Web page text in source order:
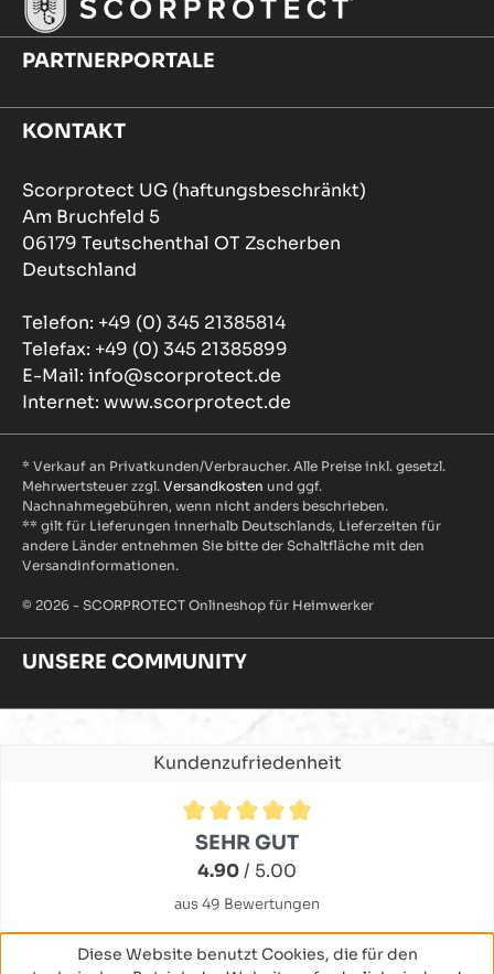
PARTNERPORTALE
KONTAKT
Scorprotect UG (haftungsbeschränkt)
Am Bruchfeld 5
06179 Teutschenthal OT Zscherben
Deutschland
Telefon: +49 (0) 345 21385814
Telefax: +49 (0) 345 21385899
E-Mail: info@scorprotect.de
Internet: www.scorprotect.de
* Verkauf an Privatkunden/Verbraucher. Alle Preise inkl. gesetzl.
Mehrwertsteuer zzgl. Versandkosten und ggf.
Nachnahmegebühren, wenn nicht anders beschrieben.
** gilt für Lieferungen innerhalb Deutschlands, Lieferzeiten für
andere Länder entnehmen Sie bitte der Schaltfläche mit den
Versandinformationen.
© 2026 - SCORPROTECT Onlineshop für Heimwerker
UNSERE COMMUNITY
Kundenzufriedenheit
Durchschnittliche Bewertung von 4.9 von 5 Sternen
SEHR GUT
4.90/ 5.00
aus 49 Bewertungen
Diese Website benutzt Cookies, die für den